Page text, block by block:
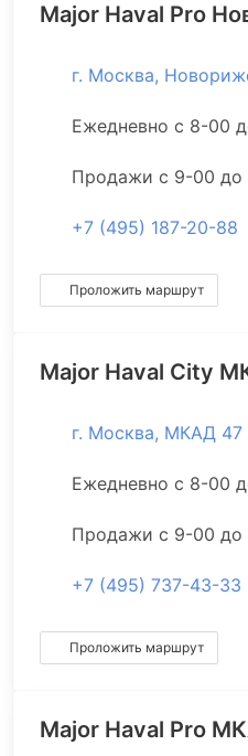
Major Haval Pro
г. Москва,
Ежедневно с 8-00
Продажи с 9-00 до
+7 (495) 187-20-88
Проложить маршрут
Major Haval City
г. Москва, МКАД 47
Ежедневно с 8-00
Продажи с 9-00 до
+7 (495) 737-43-33
Проложить маршрут
Major Haval Pro